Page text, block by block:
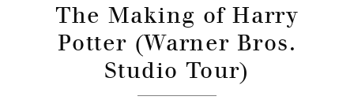
The Making of Harry
Potter (Warner Bros.
Studio Tour)